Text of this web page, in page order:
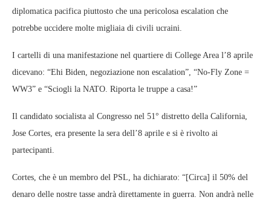
diplomatica pacifica piuttosto che una pericolosa escalation che
potrebbe uccidere molte migliaia di civili ucraini.
I cartelli di una manifestazione nel quartiere di College Area l’8 aprile
dicevano: “Ehi Biden, negoziazione non escalation”, “No-Fly Zone =
WW3” e “Sciogli la NATO. Riporta le truppe a casa!”
Il candidato socialista al Congresso nel 51° distretto della California,
Jose Cortes, era presente la sera dell’8 aprile e si è rivolto ai
partecipanti.
Cortes, che è un membro del PSL, ha dichiarato: “[Circa] il 50% del
denaro delle nostre tasse andrà direttamente in guerra. Non andrà nelle